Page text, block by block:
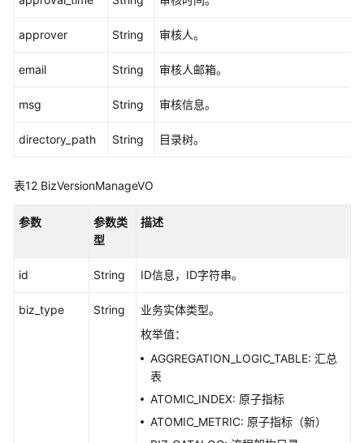
approver String 审核人。
email String 审核人邮箱。
msg String 审核信息。
directory_path String 目录树。
表12 BizVersionManageVO
参数
参数类
型
描述
id String ID信息，ID字符串。
biz_type String
业务实体类型。
枚举值：
AGGREGATION_LOGIC_TABLE: 汇总
表
ATOMIC_INDEX: 原子指标
ATOMIC_METRIC: 原子指标（新）